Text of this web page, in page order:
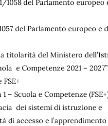
1058 del Parlamento europeo
del Parlamento europeo e
titolarità del Ministero
e Competenze 2021 –
– Scuola e Competenze
dei sistemi di istruzione e
di accesso e l’apprendimento